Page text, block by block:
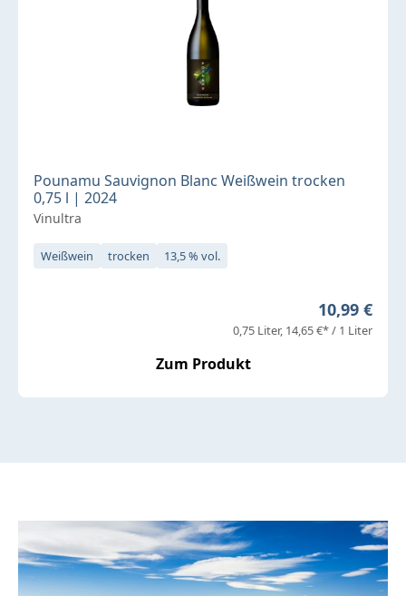
Pounamu Sauvignon Blanc Weißwein trocken
0,75 l | 2024
Vinultra
Weißwein trocken 13,5 % vol.
Regulärer
10,99 €
0,75 Liter 14,65 €* / 1 Liter
Zum Produkt